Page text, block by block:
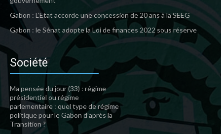
Gabon : L’Etat accorde une concession de 20 ans à la SEEG
Gabon : le Sénat adopte la Loi de finances 2022 sous réserve
Société
Ma pensée du jour (33) : régime
présidentiel ou régime
parlementaire : quel type de régime
politique pour le Gabon d’après la
Transition ?